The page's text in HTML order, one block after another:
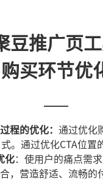
豆推广页
购买环节优
程的优化： 通过优化
式。通过优化CTA位置
化：使用户的痛点需
，营造舒适、流畅的